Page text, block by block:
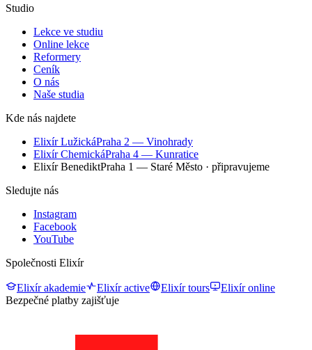
Studio
Lekce ve studiu
Online lekce
Reformery
Ceník
O nás
Naše studia
Kde nás najdete
Elixír LužickáPraha 2 — Vinohrady
Elixír ChemickáPraha 4 — Kunratice
Elixír BenediktPraha 1 — Staré Město · připravujeme
Sledujte nás
Instagram
Facebook
YouTube
Společnosti Elixír
Elixír akademie Elixír active Elixír tours
Elixír online
Bezpečné platby zajišťuje